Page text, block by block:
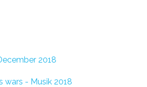
2018
wars - Musik 2018